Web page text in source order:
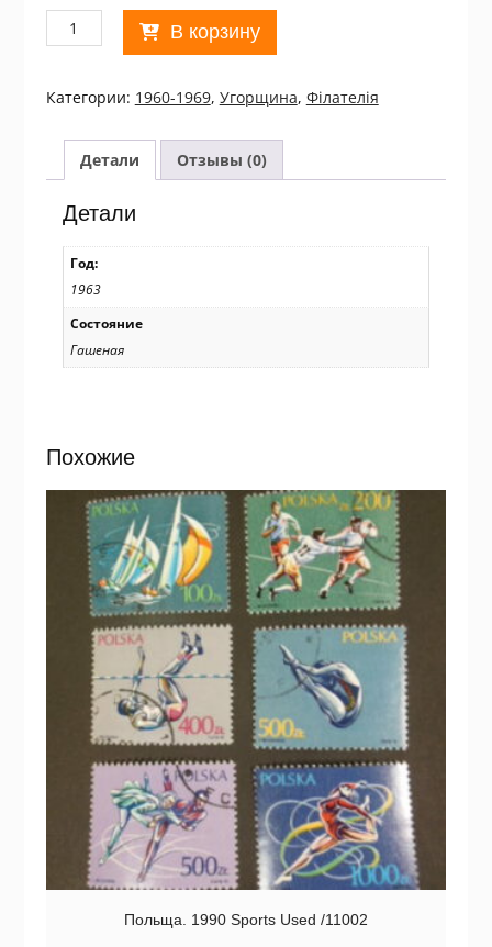
Количество
товара
1963
Costumes
Used/11137
В корзину
Категории: 1960-1969, Угорщина, Філателія
Детали Отзывы (0)
Детали
Год:
1963
Состояние
Гашеная
Похожие
Польща. 1990 Sports Used /11002